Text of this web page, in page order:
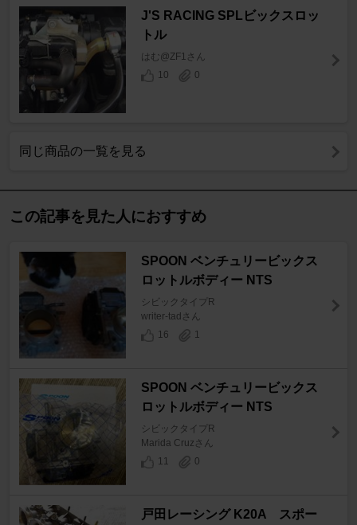
J'S RACING SPLビックスロッ
トル
はむ@ZF1さん
10
0
同じ商品の一覧を見る
この記事を見た人におすすめ
SPOON ベンチュリービックス
ロットルボディー NTS
シビックタイプR
writer-tadさん
16
1
SPOON ベンチュリービックス
ロットルボディー NTS
シビックタイプR
Marida Cruzさん
11
0
戸田レーシング K20A スポー